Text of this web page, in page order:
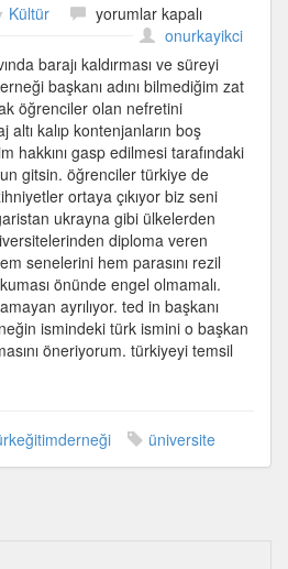
Kültür
İşine
TED
Başkanı
için
yorumlar kapalı
onurkayikci
barajı kaldırması ve süreyi
başkanı adını bilmediğim zat
öğrenciler olan nefretini
altı kalıp kontenjanların boş
hakkını gasp edilmesi tarafındaki
gitsin. öğrenciler türkiye de
ortaya çıkıyor biz seni
ukrayna gibi ülkelerden
diploma veren
senelerini hem parasını rezil
önünde engel olmamalı.
ayrılıyor. ted in başkanı
ismindeki türk ismini o başkan
öneriyorum. türkiyeyi temsil
üniversite